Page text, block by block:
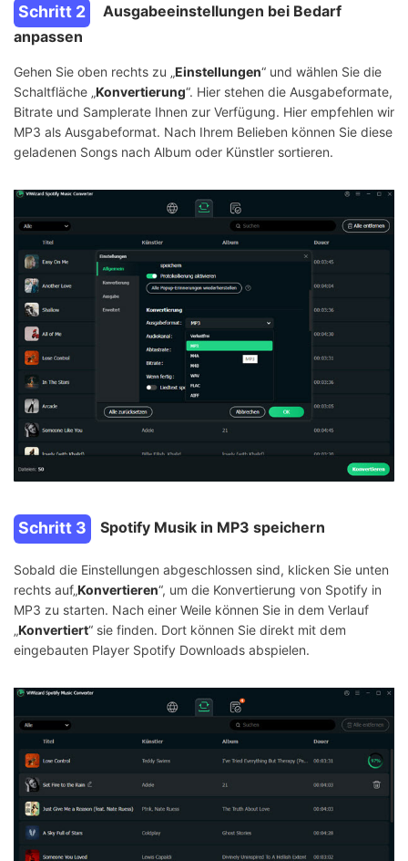
Schritt 2
Ausgabeeinstellungen bei Bedarf
anpassen
Gehen Sie oben rechts zu „Einstellungen“ und wählen Sie die
Schaltfläche „Konvertierung“. Hier stehen die Ausgabeformate,
Bitrate und Samplerate Ihnen zur Verfügung. Hier empfehlen wir
MP3 als Ausgabeformat. Nach Ihrem Belieben können Sie diese
geladenen Songs nach Album oder Künstler sortieren.
Schritt 3 Spotify Musik in MP3 speichern
Sobald die Einstellungen abgeschlossen sind, klicken Sie unten
rechts auf„Konvertieren“, um die Konvertierung von Spotify in
MP3 zu starten. Nach einer Weile können Sie in dem Verlauf
„Konvertiert“ sie finden. Dort können Sie direkt mit dem
eingebauten Player Spotify Downloads abspielen.